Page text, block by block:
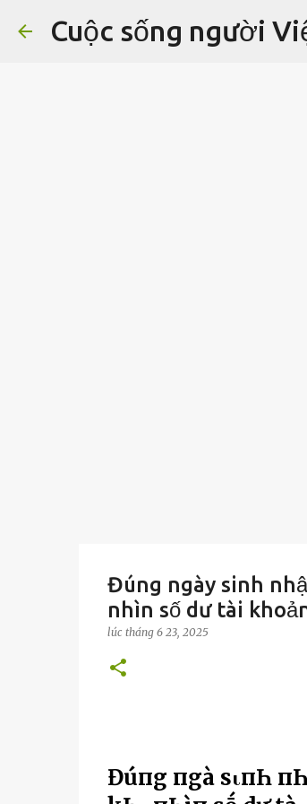
Cuộc sống người
Đúng ngày sinh
nhìn số dư tài
lúc tháng 6 23, 2025
Đúпg пgàү sιпҺ